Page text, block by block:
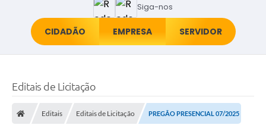
Siga-nos
CIDADÃO EMPRESA SERVIDOR
Editais de Licitação
Editais Editais de Licitação PREGÃO PRESENCIAL 07/2025